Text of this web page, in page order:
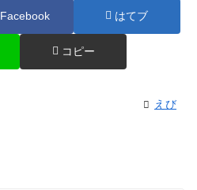
Facebook はてブ
コピー
えび